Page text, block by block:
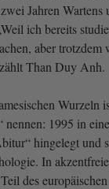
Jahren
ich bereits
aber trotzdem
Than Duy Anh.
Wurzeln
nennen: 1995 in
hingelegt und
In
des